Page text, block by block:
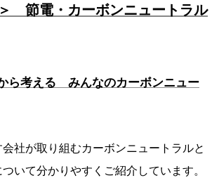
節電・カーボンニュートラル
ら考える みんなのカーボンニュー
社が取り組むカーボンニュートラルと
いて分かりやすくご紹介しています。